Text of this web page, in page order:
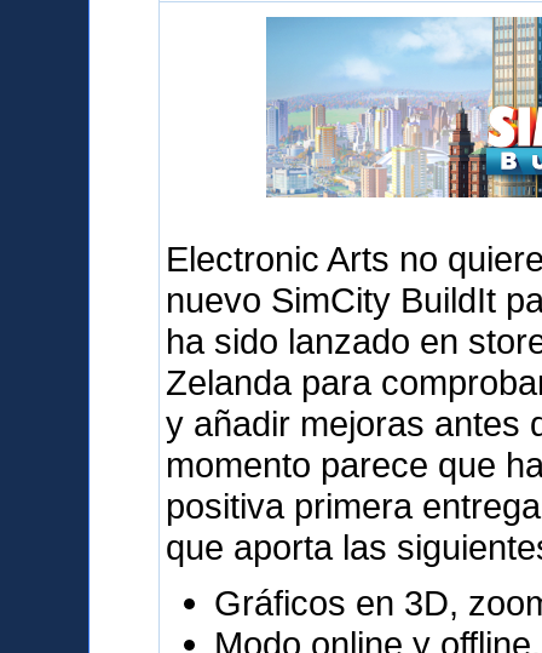
Electronic Arts no
nuevo SimCity BuildIt
ha sido lanzado en
Zelanda para
y añadir mejoras antes
momento parece que
positiva primera
que aporta las
Gráficos en 3D,
Modo online y offline.